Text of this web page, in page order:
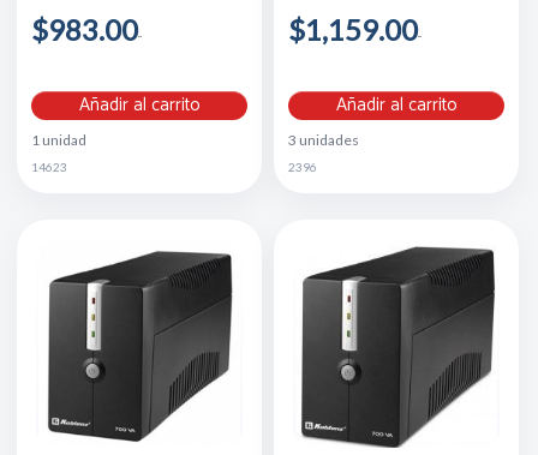
$983.00
Añadir al carrito
1 unidad
14623
$1,159.00
Añadir al carrito
3 unidades
2396